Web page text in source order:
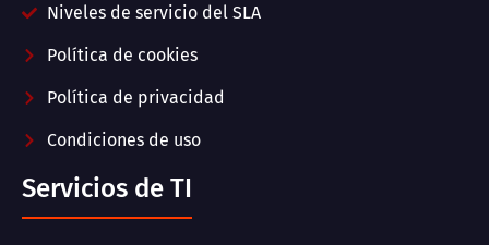
Niveles de servicio del SLA
Política de cookies
Política de privacidad
Condiciones de uso
Servicios de TI